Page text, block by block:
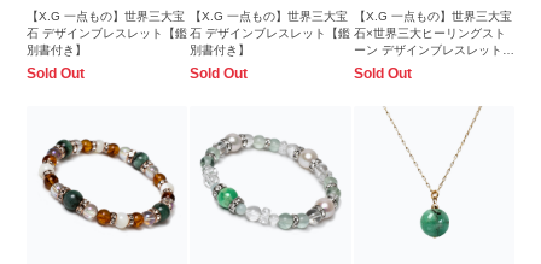
【X.G 一点もの】世界三大宝
石 デザインブレスレット【鑑
別書付き】
Sold Out
【X.G 一点もの】世界三大宝
石 デザインブレスレット【鑑
別書付き】
Sold Out
【X.G 一点もの】世界三大宝
石×世界三大ヒーリングスト
ーン デザインブレスレット
【鑑別書付き】
Sold Out